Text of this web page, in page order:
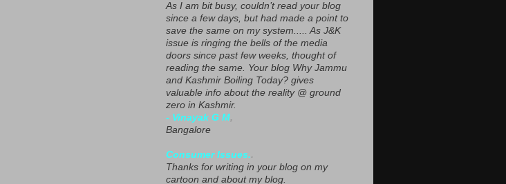
As I am bit busy, couldn’t read your blog
since a few days, but had made a point to
save the same on my system..... As J&K
issue is ringing the bells of the media
doors since past few weeks, thought of
reading the same. Your blog Why Jammu
and Kashmir Boiling Today? gives
valuable info about the reality @ ground
zero in Kashmir.
- Vinayak G M,
Bangalore
Consumer Issues..
Thanks for writing in your blog on my
cartoon and about my blog.